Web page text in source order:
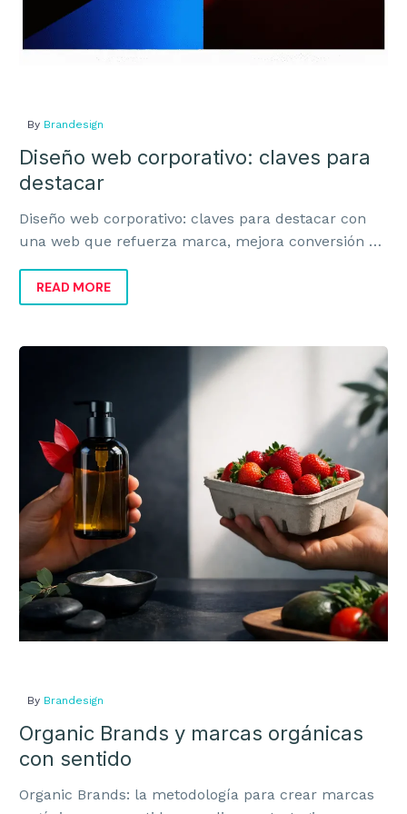
By Brandesign
Diseño web corporativo: claves para
destacar
Diseño web corporativo: claves para destacar con
una web que refuerza marca, mejora conversión y
READ MORE
Organic
Brands
orgánicas
con
sentido
By Brandesign
Organic Brands y marcas orgánicas
con sentido
Organic Brands: la metodología para crear marcas
Diseño de Etiqueta
CREATIVIDAD
Campañas de Display
Redes Sociales
Vídeo para Redes Sociales
Diseño de Páginas Web
MARKETING
Marketing
Email marketing
Tiendas Online
Posicionamiento SEO y GEO
Teléfono:914237072